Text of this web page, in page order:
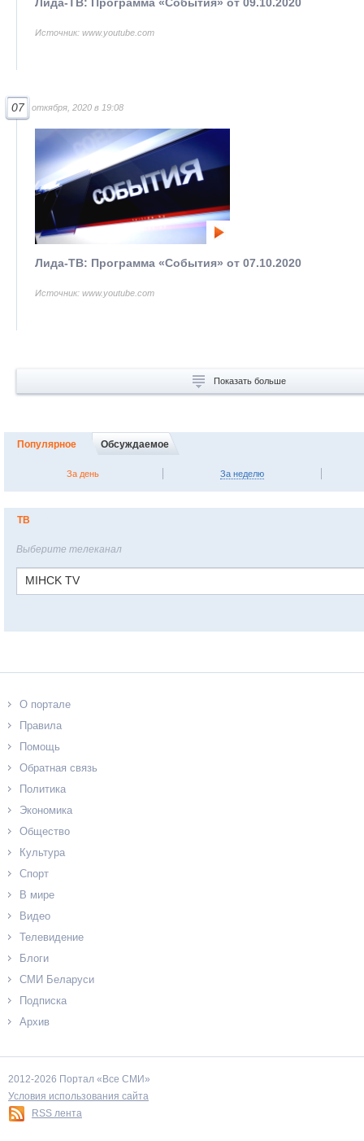
Источник: www.youtube.com
07 откября, 2020 в 19:08
Лида-ТВ: Программа «События» от 07.10.2020
Источник: www.youtube.com
Показать больше
Популярное Обсуждаемое
За день За неделю
ТВ
Выберите телеканал
MIHCK TV
О портале
Правила
Помощь
Обратная связь
Политика
Экономика
Общество
Культура
Спорт
В мире
Видео
Телевидение
Блоги
СМИ Беларуси
Подписка
Архив
2012-2026 Портал «Все СМИ»
Условия использования сайта
RSS лента